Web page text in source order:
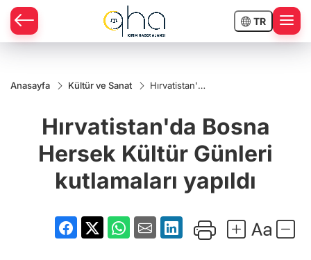
TR
Anasayfa Kültür ve Sanat
Hırvatistan'da
Kültür
Günleri
yapıldı
Hırvatistan'da Bosna
Hersek Kültür Günleri
kutlamaları yapıldı